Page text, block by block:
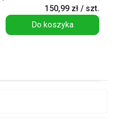
150,99 zł / szt.
Do koszyka